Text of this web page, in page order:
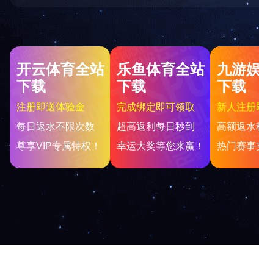
男式西服
女式西服
团体服装
礼品饰品
更多
推荐产品